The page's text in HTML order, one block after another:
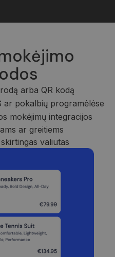
arba QR kodą
ar pokalbių programėlėse
mokėjimų integracijos
ar greitiems
valiutas